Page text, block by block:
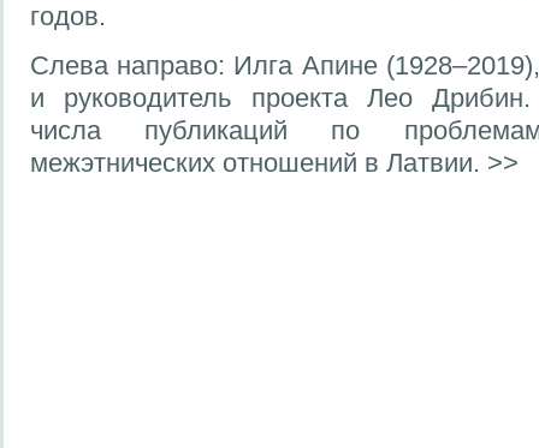
годов.
Слева направо: Илга Апине
и руководитель проекта Лео
числа публикаций по
межэтнических отношений в Латвии. >>